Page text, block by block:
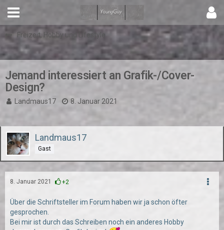
Freizeit, Hobby und Lifestyle
Jemand interessiert an Grafik-/Cover-
Design?
Landmaus17 8. Januar 2021
Landmaus17
Gast
8. Januar 2021 +2
Über die Schriftsteller im Forum haben wir ja schon öfter
gesprochen.
Bei mir ist durch das Schreiben noch ein anderes Hobby